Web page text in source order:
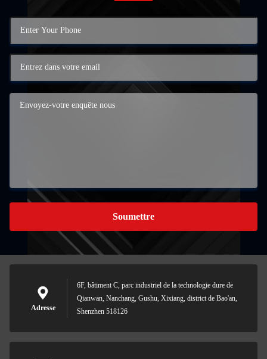
Soumettre
Adresse
6F, bâtiment C, parc industriel de la technologie dure de
Qianwan, Nanchang, Gushu, Xixiang, district de Bao'an,
Shenzhen 518126